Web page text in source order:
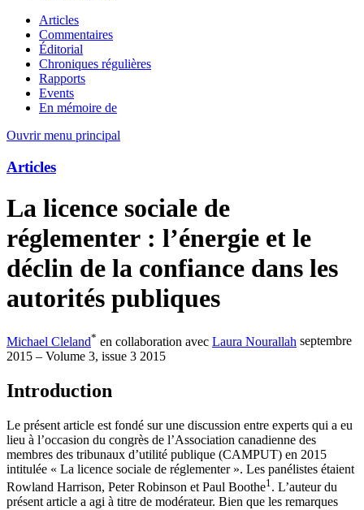
Articles
Commentaires
Éditorial
Chroniques régulières
Rapports
Events
En mémoire de
Ouvrir menu principal
Articles
La licence sociale de
réglementer : l’énergie et le
déclin de la confiance dans les
autorités publiques
Michael Cleland* en collaboration avec Laura Nourallah septembre
2015 – Volume 3, issue 3 2015
Introduction
Le présent article est fondé sur une discussion entre experts qui a eu
lieu à l’occasion du congrès de l’Association canadienne des
membres des tribunaux d’utilité publique (CAMPUT) en 2015
intitulée « La licence sociale de réglementer ». Les panélistes étaient
Rowland Harrison, Peter Robinson et Paul Boothe1 . L’auteur du
présent article a agi à titre de modérateur. Bien que les remarques